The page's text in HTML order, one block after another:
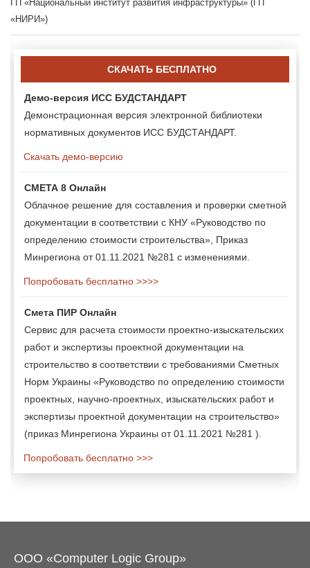
ГП «Национальный институт развития инфраструктуры» (ГП
«НИРИ»)
СКАЧАТЬ БЕСПЛАТНО
Демо-версия ИСС БУДСТАНДАРТ
Демонстрационная версия электронной библиотеки
нормативных документов ИСС БУДСТАНДАРТ.
Скачать демо-версию
СМЕТА 8 Онлайн
Облачное решение для составления и проверки сметной
документации в соответствии с КНУ «Руководство по
определению стоимости строительства», Приказ
Минрегиона от 01.11.2021 №281 с изменениями.
Попробовать бесплатно >>>>
Смета ПИР Онлайн
Сервис для расчета стоимости проектно-изыскательских
работ и экспертизы проектной документации на
строительство в соответствии с требованиями Сметных
Норм Украины «Руководство по определению стоимости
проектных, научно-проектных, изыскательских работ и
экспертизы проектной документации на строительство»
(приказ Минрегиона Украины от 01.11.2021 №281 ).
Попробовать бесплатно >>>
ООО «Computer Logic Group»